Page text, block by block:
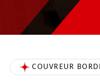
COUVREUR